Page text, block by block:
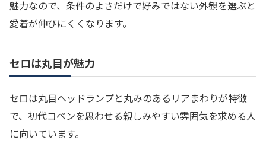
魅力なので、条件のよさだけで好みではない外観を選ぶと
愛着が伸びにくくなります。
セロは丸目が魅力
セロは丸目ヘッドランプと丸みのあるリアまわりが特徴
で、初代コペンを思わせる親しみやすい雰囲気を求める人
に向いています。